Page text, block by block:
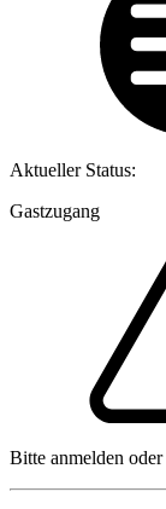
Aktueller Status:
Gastzugang
Bitte anmelden oder